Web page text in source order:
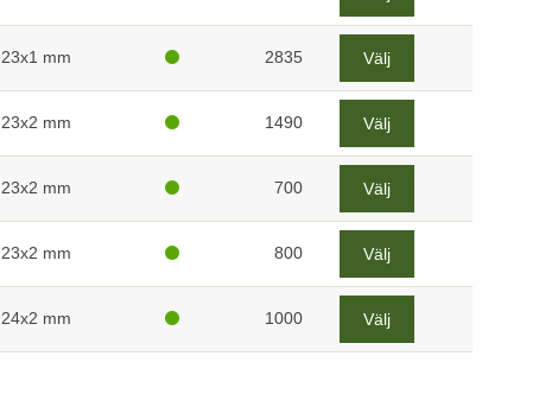
23x1 mm 2835 Välj
23x2 mm 1490 Välj
23x2 mm 700 Välj
23x2 mm 800 Välj
24x2 mm 1000 Välj